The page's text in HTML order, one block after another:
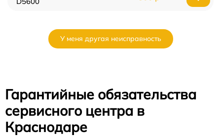
У меня другая неисправность
Гарантийные обязательства
сервисного центра в
Краснодаре